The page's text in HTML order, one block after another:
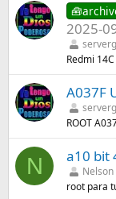
2025-
Redmi
A037F
ROOT
N a10 bit
root para